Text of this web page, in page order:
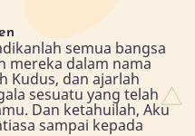
semua bangsa
mereka dalam nama
Kudus, dan ajarlah
sesuatu yang telah
Dan ketahuilah, Aku
sampai kepada